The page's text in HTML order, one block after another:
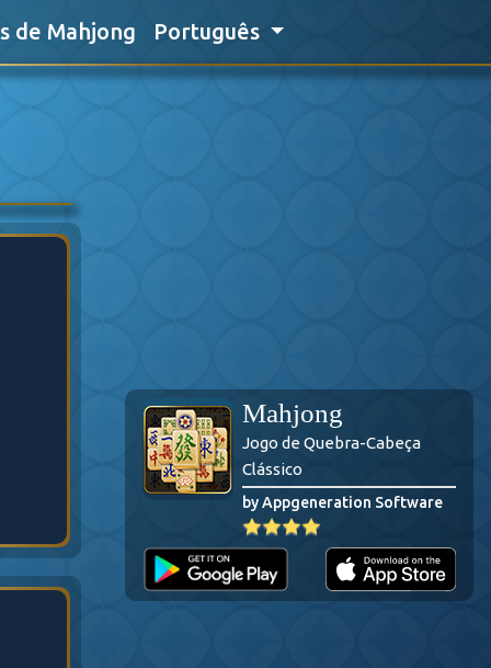
de Mahjong Português
Mahjong
Jogo de Quebra-Cabeça
Clássico
by Appgeneration Software